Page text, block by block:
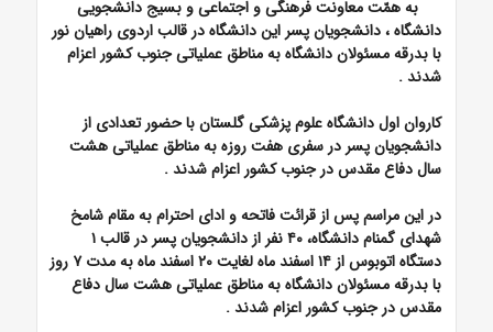
به همّت معاونت فرهنگی و اجتماعی و بسیج دانشجویی
دانشگاه ، دانشجویان پسر این دانشگاه در قالب اردوی راهیان نور
با بدرقه مسئولان دانشگاه به مناطق عملیاتی جنوب کشور اعزام
شدند.
کاروان اول دانشگاه علوم پزشکی گلستان با حضور تعدادی از
دانشجویان پسر در سفری هفت روزه به مناطق عملیاتی هشت
سال دفاع مقدس در جنوب کشور اعزام شدند.
در این مراسم پس از قرائت فاتحه و ادای احترام به مقام شامخ
شهدای گمنام دانشگاه، ۴۰ نفر از دانشجویان پسر در قالب ۱
دستگاه اتوبوس از ۱۴ اسفند ماه لغایت ۲۰ اسفند ماه به مدت ۷ روز
با بدرقه مسئولان دانشگاه به مناطق عملیاتی هشت سال دفاع
مقدس در جنوب کشور اعزام شدند.